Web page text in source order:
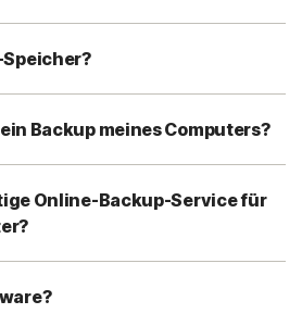
Backup meines Computers?
Online-Backup-Service für